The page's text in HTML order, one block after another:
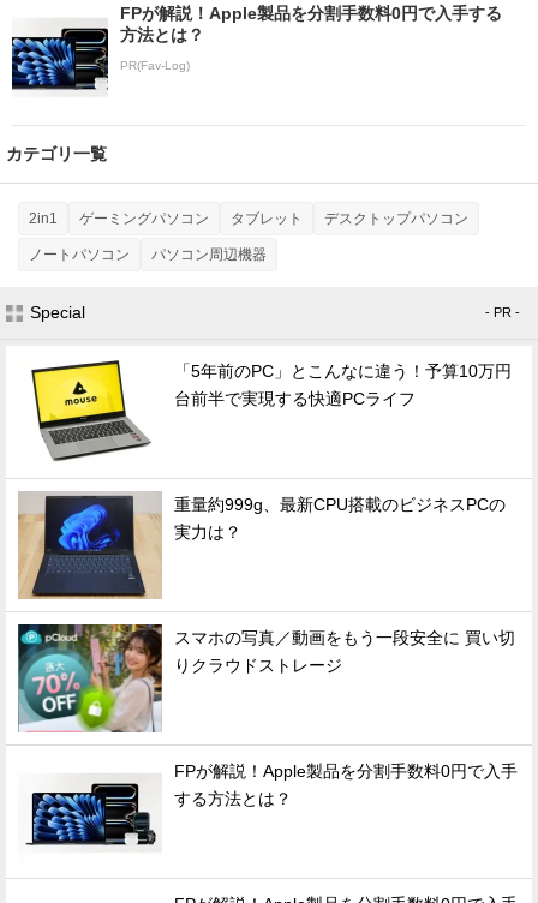
FPが解説！Apple製品を分割手数料0円で入手する
方法とは？
PR(Fav-Log)
カテゴリ一覧
2in1 ゲーミングパソコン タブレット デスクトップパソコン
ノートパソコン パソコン周辺機器
Special - PR -
「5年前のPC」とこんなに違う！予算10万円
台前半で実現する快適PCライフ
重量約999g、最新CPU搭載のビジネスPCの
実力は？
スマホの写真／動画をもう一段安全に 買い切
りクラウドストレージ
FPが解説！Apple製品を分割手数料0円で入手
する方法とは？